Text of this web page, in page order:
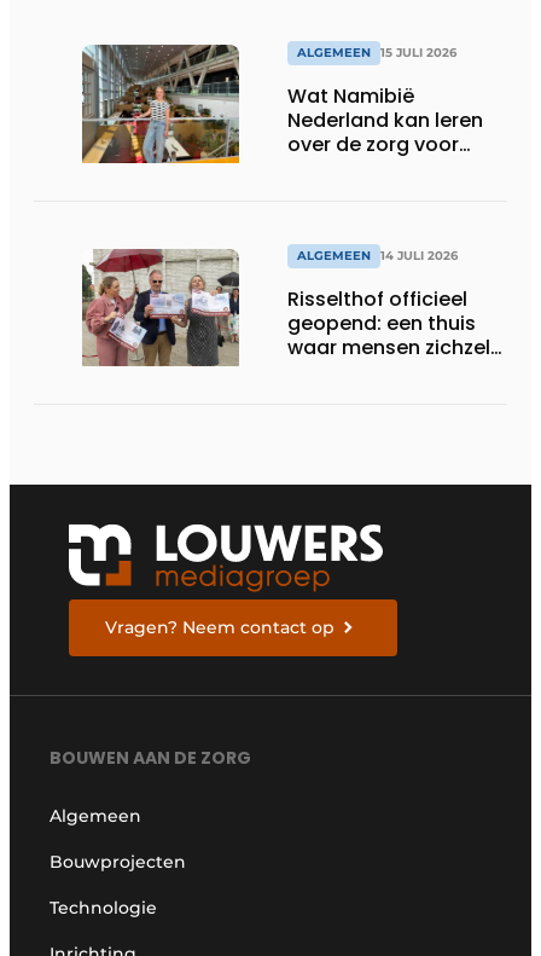
ALGEMEEN 15 JULI 2026
Wat Namibië
Nederland kan leren
over de zorg voor
ALGEMEEN 14 JULI 2026
Risselthof officieel
geopend: een thuis
waar mensen zichzelf
Vragen? Neem contact op
BOUWEN AAN DE ZORG
Algemeen
Bouwprojecten
Technologie